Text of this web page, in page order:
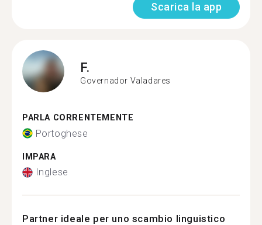
Scarica la app
F.
Governador Valadares
PARLA CORRENTEMENTE
Portoghese
IMPARA
Inglese
Partner ideale per uno scambio linguistico